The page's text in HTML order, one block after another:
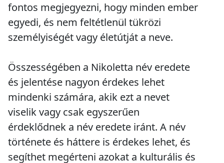
fontos megjegyezni, hogy minden ember
egyedi, és nem feltétlenül tükrözi
személyiségét vagy életútját a neve.
Összességében a Nikoletta név eredete
és jelentése nagyon érdekes lehet
mindenki számára, akik ezt a nevet
viselik vagy csak egyszerűen
érdeklődnek a név eredete iránt. A név
története és háttere is érdekes lehet, és
segíthet megérteni azokat a kulturális és